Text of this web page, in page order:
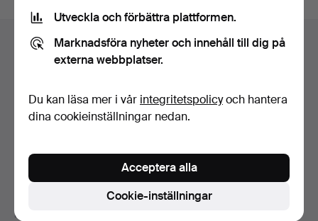
Sidfotsnavigation
Hjälp och kontakt
Kontakta support
Betalningsalternativ
Vi skickar med
Auctionet
Press
Utveckla och förbättra plattformen.
Marknadsföra nyheter och innehåll till dig på
externa webbplatser.
Du kan läsa mer i vår integritetspolicyoch hantera
dina cookieinställningar nedan.
Cookie-inställningar
Acceptera alla